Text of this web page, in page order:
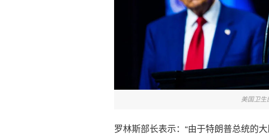
美国卫生
罗林斯部长表示：“由于特朗普总统的